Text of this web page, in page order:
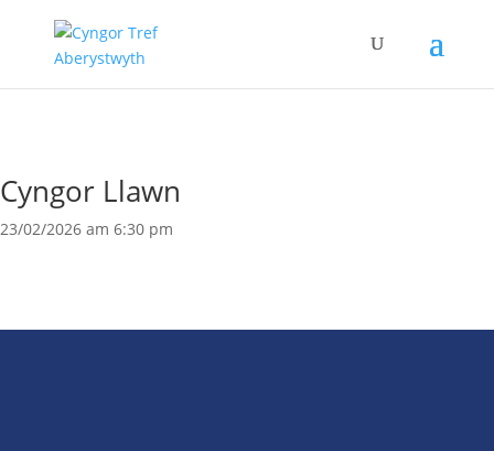
Cyngor Llawn
23/02/2026 am 6:30 pm